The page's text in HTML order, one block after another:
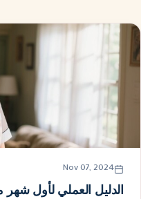
Nov 07, 2024
الدليل العملي لأول